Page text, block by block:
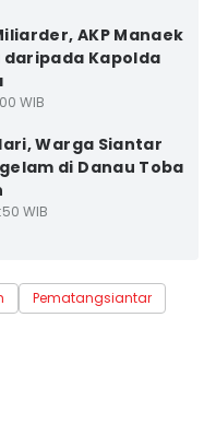
AKP Manaek
daripada Kapolda
WIB
Warga Siantar
di Danau Toba
WIB
Pematangsiantar